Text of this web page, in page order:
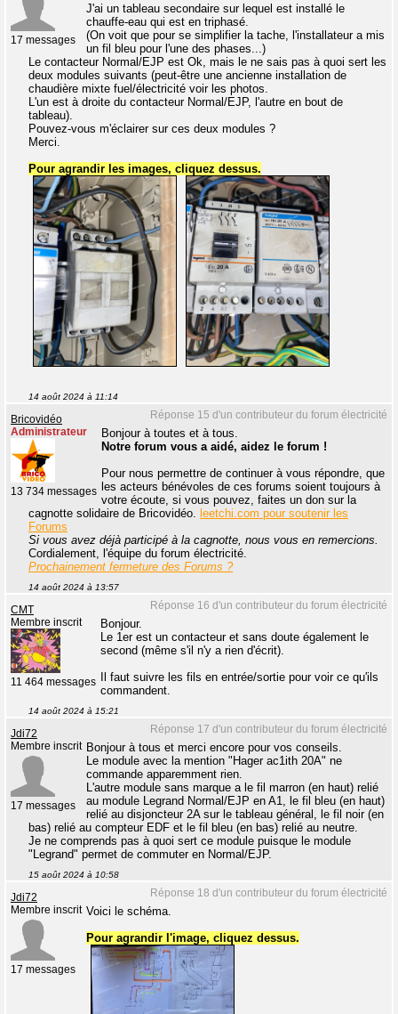
17 messages
J'ai un tableau secondaire sur lequel est installé le
chauffe-eau qui est en triphasé.
(On voit que pour se simplifier la tache, l'installateur a mis
un fil bleu pour l'une des phases...)
Le contacteur Normal/EJP est Ok, mais le ne sais pas à quoi sert les
deux modules suivants (peut-être une ancienne installation de
chaudière mixte fuel/électricité voir les photos.
L'un est à droite du contacteur Normal/EJP, l'autre en bout de
tableau).
Pouvez-vous m'éclairer sur ces deux modules ?
Merci.
Pour agrandir les images, cliquez dessus.
14 août 2024 à 11:14
Réponse 15 d'un contributeur du forum électricité
Bricovidéo
Administrateur
13 734 messages
Bonjour à toutes et à tous.
Notre forum vous a aidé, aidez le forum !
Pour nous permettre de continuer à vous répondre, que
les acteurs bénévoles de ces forums soient toujours à
votre écoute, si vous pouvez, faites un don sur la
cagnotte solidaire de Bricovidéo. leetchi.com pour soutenir les
Forums
Si vous avez déjà participé à la cagnotte, nous vous en remercions.
Cordialement, l'équipe du forum électricité.
Prochainement fermeture des Forums ?
14 août 2024 à 13:57
Réponse 16 d'un contributeur du forum électricité
CMT
Membre inscrit
11 464 messages
Bonjour.
Le 1er est un contacteur et sans doute également le
second (même s'il n'y a rien d'écrit).
Il faut suivre les fils en entrée/sortie pour voir ce qu'ils
commandent.
14 août 2024 à 15:21
Réponse 17 d'un contributeur du forum électricité
Jdi72
Membre inscrit
17 messages
Bonjour à tous et merci encore pour vos conseils.
Le module avec la mention "Hager ac1ith 20A" ne
commande apparemment rien.
L'autre module sans marque a le fil marron (en haut) relié
au module Legrand Normal/EJP en A1, le fil bleu (en haut)
relié au disjoncteur 2A sur le tableau général, le fil noir (en
bas) relié au compteur EDF et le fil bleu (en bas) relié au neutre.
Je ne comprends pas à quoi sert ce module puisque le module
"Legrand" permet de commuter en Normal/EJP.
15 août 2024 à 10:58
Réponse 18 d'un contributeur du forum électricité
Jdi72
Membre inscrit
17 messages
Voici le schéma.
Pour agrandir l'image, cliquez dessus.